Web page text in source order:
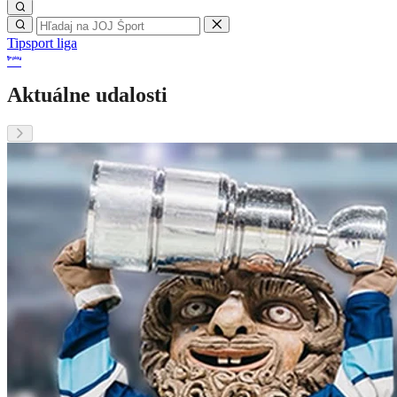
Tipsport liga
Aktuálne udalosti